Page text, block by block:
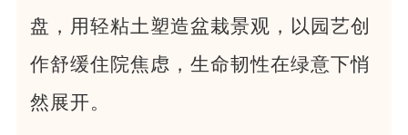
盘，用轻粘土塑造盆栽景观，以园艺创
作舒缓住院焦虑，生命韧性在绿意下悄
然展开。